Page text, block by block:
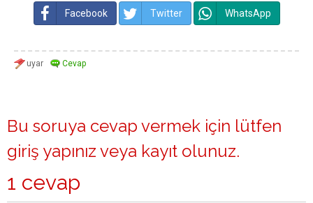
Facebook Twitter WhatsApp
Bu soruya cevap vermek için lütfen
giriş yapınız veya kayıt olunuz.
1 cevap